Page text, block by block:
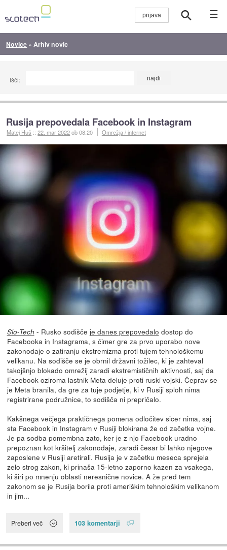
☰
Novice » Arhiv novic
Išči:
Rusija prepovedala Facebook in Instagram
Matej Huš ::22. mar 2022ob 08:20 Omrežja / internet
Slo-Tech - Rusko sodišče je danes prepovedalo dostop do
Facebooka in Instagrama, s čimer gre za prvo uporabo nove
zakonodaje o zatiranju ekstremizma proti tujem tehnološkemu
velikanu. Na sodišče se je obrnil državni tožilec, ki je zahteval
takojšnjo blokado omrežij zaradi ekstremističnih aktivnosti, saj da
Facebook oziroma lastnik Meta deluje proti ruski vojski. Čeprav se
je Meta branila, da gre za tuje podjetje, ki v Rusiji sploh nima
registrirane podružnice, to sodišča ni prepričalo.
Kakšnega večjega praktičnega pomena odločitev sicer nima, saj
sta Facebook in Instagram v Rusiji blokirana že od začetka vojne.
Je pa sodba pomembna zato, ker je z njo Facebook uradno
prepoznan kot kršitelj zakonodaje, zaradi česar bi lahko njegove
zaposlene v Rusiji aretirali. Rusija je v začetku meseca sprejela
zelo strog zakon, ki prinaša 15-letno zaporno kazen za vsakega,
ki širi po mnenju oblasti neresnične novice. A že pred tem
zakonom se je Rusija borila proti ameriškim tehnološkim velikanom
in jim...
Preberi več 103 komentarji